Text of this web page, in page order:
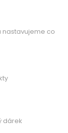
co
dárek